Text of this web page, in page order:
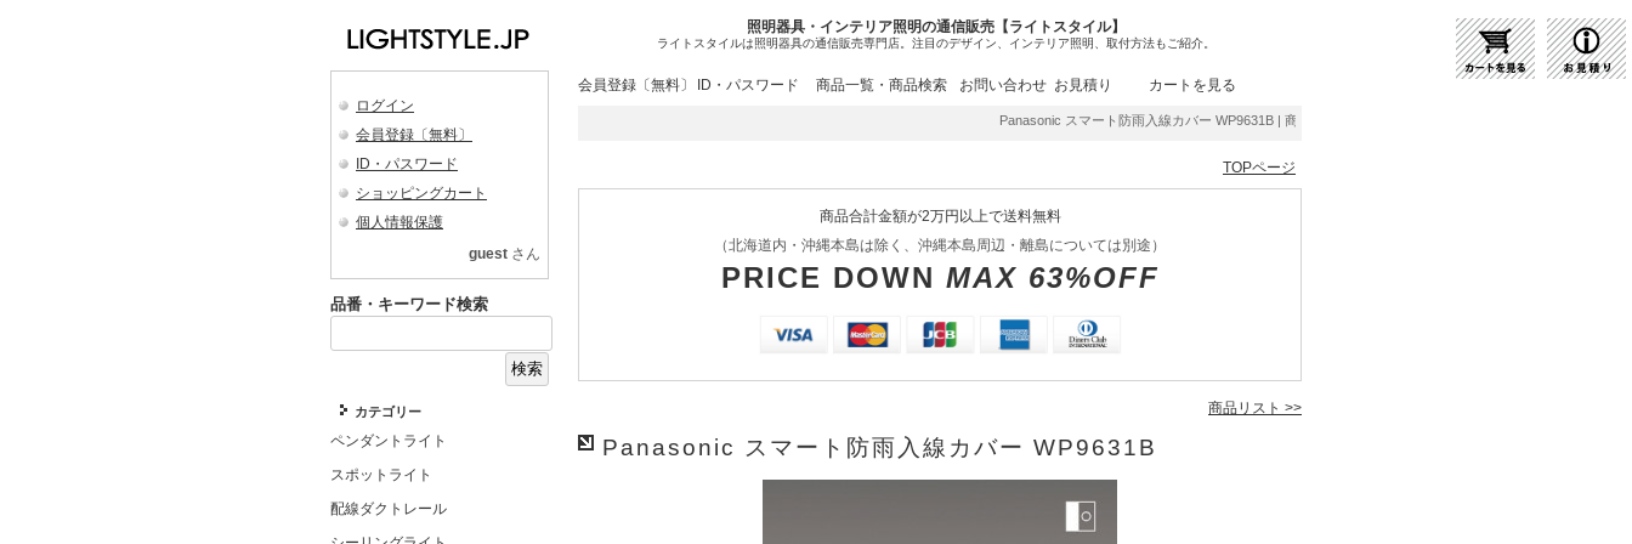
照明器具・インテリア照明の通信販売【ライトスタイル】
ライトスタイルは照明器具の通信販売専門店。注目のデザイン、インテリア照明、取付方法もご紹介。
ログイン
会員登録〔無料〕
ID・パスワード
ショッピングカート
個人情報保護
guest さん
品番・キーワード検索
カテゴリー
ペンダントライト
スポットライト
配線ダクトレール
会員登録〔無料〕 ID・パスワード 商品一覧・商品検索 お問い合わせ お見積り カートを見る
Panasonic スマート防雨入線カバー WP9631B | 商品紹介 | 照明器具の通販・インテリア照明の通信販売【ラ
TOPページ
商品合計金額が2万円以上で送料無料
（北海道内・沖縄本島は除く、沖縄本島周辺・離島については別途）
PRICE DOWN MAX 63%OFF
商品リスト >>
Panasonic スマート防雨入線カバー WP9631B